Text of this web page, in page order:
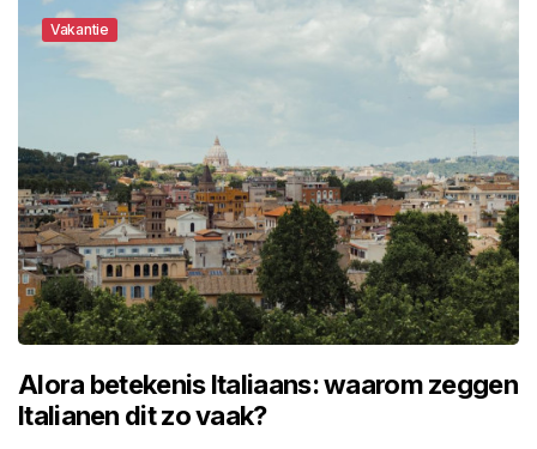
Vakantie
Alora betekenis Italiaans: waarom zeggen
Italianen dit zo vaak?